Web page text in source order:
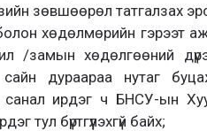
зөвшөөрөл татгалзах
хөдөлмөрийн гэрээт
/замын хөдөлгөөний
сайн дураараа нутаг
санал ирдэг ч БНСУ-ын
тул бүртгүүлэхгүй байх;